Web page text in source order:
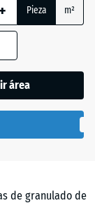
de granulado de
Pieza m²
área